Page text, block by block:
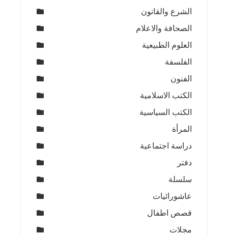
الشرع والقانون
الصحافة والاعلام
العلوم الطبيعية
الفلسفة
الفنون
الكتب الاسلامية
الكتب السياسية
المرأة
دراسة اجتماعية
دفتر
سلسلة
عاشورائيات
قصص اطفال
مجلات